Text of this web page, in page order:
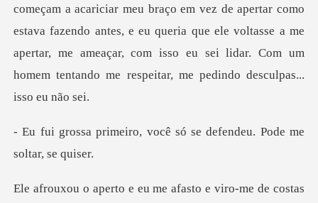
apertar como
estava fazendo antes, e eu queria que ele voltasse a me
apertar, me ameaçar, com
, você só se defendeu. P
e costas